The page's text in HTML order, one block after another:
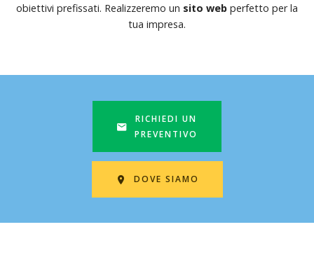
obiettivi prefissati. Realizzeremo un sito web perfetto per la
tua impresa.
RICHIEDI UN
PREVENTIVO
DOVE SIAMO